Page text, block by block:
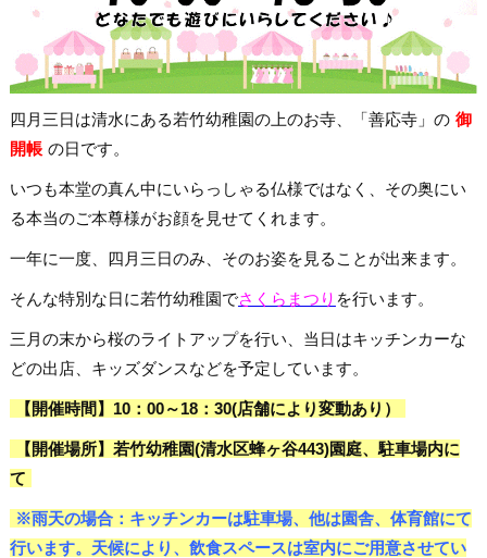
四月三日は清水にある若竹幼稚園の上のお寺、「善応寺」の 御
開帳 の日です。
いつも本堂の真ん中にいらっしゃる仏様ではなく、その奥にい
る本当のご本尊様がお顔を見せてくれます。
一年に一度、四月三日のみ、そのお姿を見ることが出来ます。
そんな特別な日に若竹幼稚園でさくらまつり を行います。
三月の末から桜のライトアップを行い、当日はキッチンカーな
どの出店、キッズダンスなどを予定しています。
【開催時間】10：00～18：30(店舗により変動あり）
【開催場所】若竹幼稚園(清水区蜂ヶ谷443)園庭、駐車場内に
て
※雨天の場合：キッチンカーは駐車場、他は園舎、体育館にて
行います。天候により、飲食スペースは室内にご用意させてい